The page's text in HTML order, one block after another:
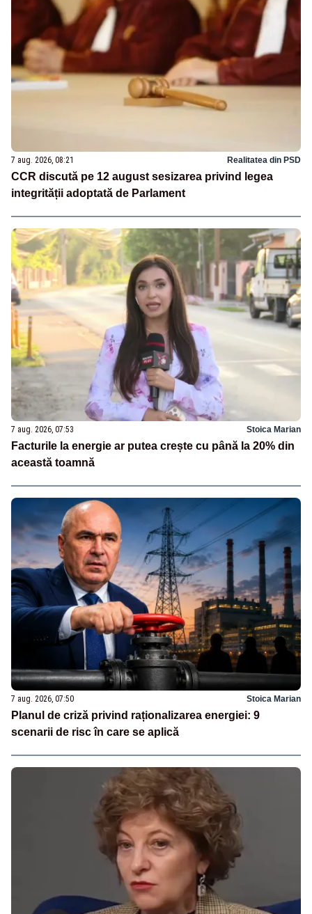
7 aug. 2026, 08:21 Realitatea din PSD
CCR discută pe 12 august sesizarea privind legea
integrității adoptată de Parlament
7 aug. 2026, 07:53 Stoica Marian
Facturile la energie ar putea crește cu până la 20% din
această toamnă
7 aug. 2026, 07:50 Stoica Marian
Planul de criză privind raționalizarea energiei: 9
scenarii de risc în care se aplică